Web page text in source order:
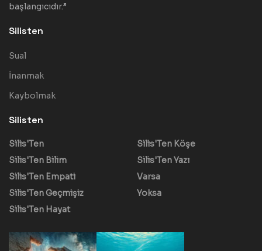
başlangıcıdır.”
Silisten
Sual
İnanmak
Kaybolmak
Silisten
Silis'Ten
Silis'Ten Bilim
Silis'Ten Empati
Silis'Ten Geçmişiz
Silis'Ten Hayat
Silis'Ten Köşe
Silis'Ten Yazı
Varsa
Yoksa